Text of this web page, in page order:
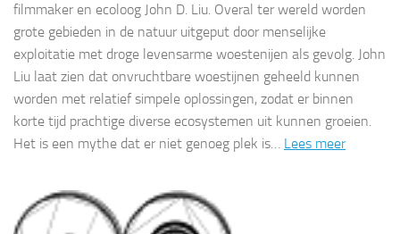
filmmaker en ecoloog John D. Liu. Overal ter wereld worden
grote gebieden in de natuur uitgeput door menselijke
exploitatie met droge levensarme woestenijen als gevolg. John
Liu laat zien dat onvruchtbare woestijnen geheeld kunnen
worden met relatief simpele oplossingen, zodat er binnen
korte tijd prachtige diverse ecosystemen uit kunnen groeien.
Het is een mythe dat er niet genoeg plek is… Lees meer